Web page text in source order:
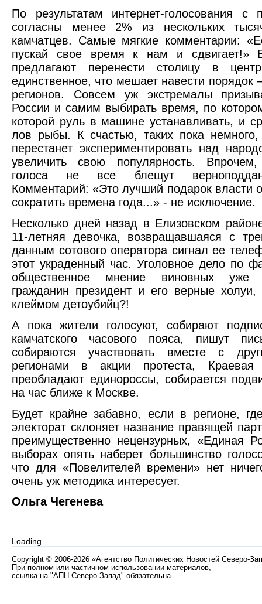
По результатам интернет-голосования с
согласны менее 2% из нескольких
камчатцев. Самые мягкие комментарии:
пускай свое время к нам и сдвигает!»
предлагают перенести столицу в
единственное, что мешает навести порядок
регионов. Совсем уж экстремалы
России и самим выбирать время, по
которой руль в машине устанавливать, и
лов рыбы. К счастью, таких пока
перестанет экспериментировать над
увеличить свою популярность.
голоса не все блещут
Комментарий: «Это лучший подарок власти
сократить времена года...» - не исключение.
Несколько дней назад в Елизовском
11-летняя девочка, возвращавшаяся с
данным сотового оператора сигнал ее
этот украденный час. Уголовное дело по
общественное мнение виновных уже
гражданин президент и его верные
клеймом детоубийц?!
А пока жители голосуют, собирают
камчатского часового пояса, пишут
собираются участвовать вместе с
регионами в акции протеста,
преобладают единороссы, собирается
на час ближе к Москве.
Будет крайне забавно, если в регионе,
электорат склоняет название правящей
преимущественно нецензурных, «Единая
выборах опять наберет большинство
что для «Повелителей времени» нет
очень уж методика интересует.
Ольга Чегенева
Loading...
Copyright © 2006-2026 «Агентство Политических Новостей Северо-
При полном или частичном использовании материалов,
ссылка на "АПН Северо-Запад" обязательна